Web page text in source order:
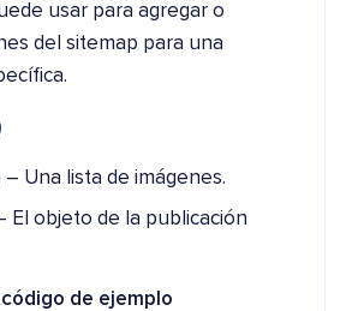
usar para agregar o
del sitemap para una
– Una lista de imágenes.
El objeto de la publicación
de ejemplo